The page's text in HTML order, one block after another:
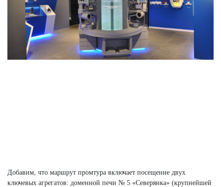
Добавим, что маршрут промтура включает посещение двух
ключевых агрегатов: доменной печи № 5 «Северянка» (крупнейшей